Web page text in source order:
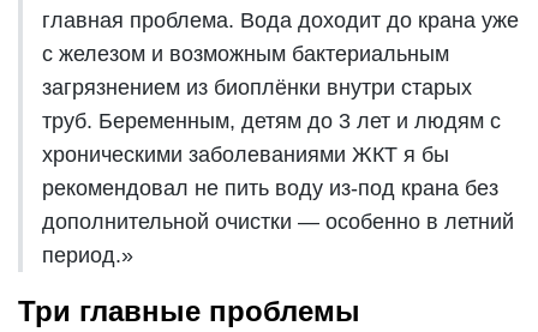
главная проблема. Вода доходит до крана уже
с железом и возможным бактериальным
загрязнением из биоплёнки внутри старых
труб. Беременным, детям до 3 лет и людям с
хроническими заболеваниями ЖКТ я бы
рекомендовал не пить воду из-под крана без
дополнительной очистки — особенно в летний
период.»
Три главные проблемы